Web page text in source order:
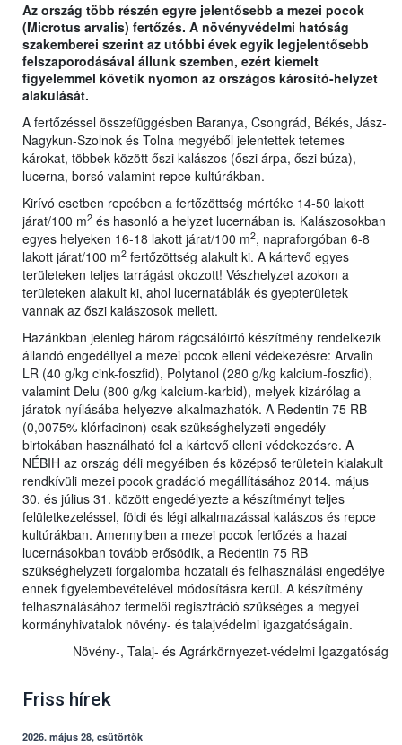
Az ország több részén egyre jelentősebb a mezei pocok
(Microtus arvalis) fertőzés. A növényvédelmi hatóság
szakemberei szerint az utóbbi évek egyik legjelentősebb
felszaporodásával állunk szemben, ezért kiemelt
figyelemmel követik nyomon az országos károsító-helyzet
alakulását.
A fertőzéssel összefüggésben Baranya, Csongrád, Békés, Jász-
Nagykun-Szolnok és Tolna megyéből jelentettek tetemes
károkat, többek között őszi kalászos (őszi árpa, őszi búza),
lucerna, borsó valamint repce kultúrákban.
Kirívó esetben repcében a fertőzöttség mértéke 14-50 lakott
járat/100 m2 és hasonló a helyzet lucernában is. Kalászosokban
egyes helyeken 16-18 lakott járat/100 m2, napraforgóban 6-8
lakott járat/100 m2 fertőzöttség alakult ki. A kártevő egyes
területeken teljes tarrágást okozott! Vészhelyzet azokon a
területeken alakult ki, ahol lucernatáblák és gyepterületek
vannak az őszi kalászosok mellett.
Hazánkban jelenleg három rágcsálóirtó készítmény rendelkezik
állandó engedéllyel a mezei pocok elleni védekezésre: Arvalin
LR (40 g/kg cink-foszfid), Polytanol (280 g/kg kalcium-foszfid),
valamint Delu (800 g/kg kalcium-karbid), melyek kizárólag a
járatok nyílásába helyezve alkalmazhatók. A Redentin 75 RB
(0,0075% klórfacinon) csak szükséghelyzeti engedély
birtokában használható fel a kártevő elleni védekezésre. A
NÉBIH az ország déli megyéiben és középső területein kialakult
rendkívüli mezei pocok gradáció megállításához 2014. május
30. és július 31. között engedélyezte a készítményt teljes
felületkezeléssel, földi és légi alkalmazással kalászos és repce
kultúrákban. Amennyiben a mezei pocok fertőzés a hazai
lucernásokban tovább erősödik, a Redentin 75 RB
szükséghelyzeti forgalomba hozatali és felhasználási engedélye
ennek figyelembevételével módosításra kerül. A készítmény
felhasználásához termelői regisztráció szükséges a megyei
kormányhivatalok növény- és talajvédelmi igazgatóságain.
Növény-, Talaj- és Agrárkörnyezet-védelmi Igazgatóság
Friss hírek
2026. május 28, csütörtök